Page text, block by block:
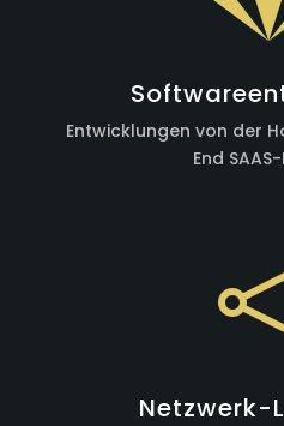
Entwicklungen von der
End
Netzwerk-